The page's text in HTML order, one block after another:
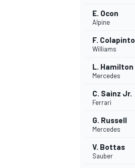
E. Ocon
Alpine
F. Colapinto
Williams
L. Hamilton
Mercedes
C. Sainz Jr.
Ferrari
G. Russell
Mercedes
V. Bottas
Sauber